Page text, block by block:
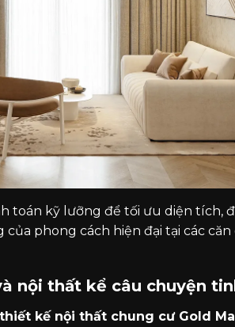
toán kỹ lưỡng để tối ưu diện tích,
phong cách hiện đại tại các
nội thất kể câu chuyện
thiết kế nội thất chung cư Gold